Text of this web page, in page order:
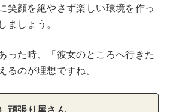
笑顔を絶やさず楽しい環境を作っ
ましょう。
った時、「彼女のところへ行きた
るのが理想ですね。